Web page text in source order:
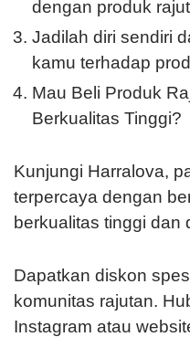
dengan produk
Jadilah diri sendiri
kamu terhadap
Mau Beli Produk
Berkualitas Tinggi?
Kunjungi Harralova,
terpercaya dengan
berkualitas tinggi dan
Dapatkan diskon
komunitas rajutan.
Instagram atau